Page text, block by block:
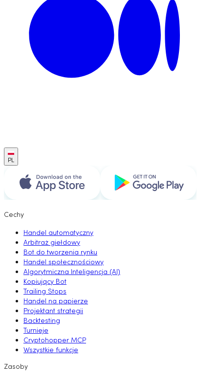
PL
Cechy
Handel automatyczny
Arbitraż giełdowy
Bot do tworzenia rynku
Handel społecznościowy
Algorytmiczna Inteligencja (AI)
Kopiujący Bot
Trailing Stops
Handel na papierze
Projektant strategii
Backtesting
Turnieje
Cryptohopper MCP
Wszystkie funkcje
Zasoby